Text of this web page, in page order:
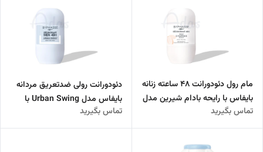
مام رول دئودورانت 48 ساعته زنانه
بایفاس با رایحه بادام شیرین مدل
Huile D'amande Douce
تماس بگیرید
دئودورانت رولی ضدتعریق مردانه
بایفاس مدل Urban Swing با
ماندگاری 48 ساعته
تماس بگیرید